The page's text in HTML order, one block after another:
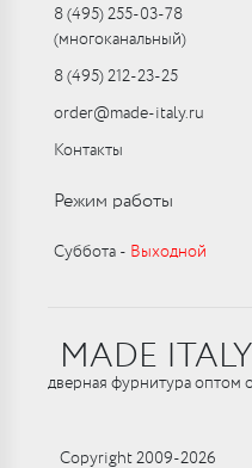
8 (495) 255-03-78
(многоканальный)
8 (495) 212-23-25
order@made-italy.ru
Контакты
Режим работы
Суббота ‑ Выходной
MADE
дверная фурнитура оптом
Copyright 2009-2026